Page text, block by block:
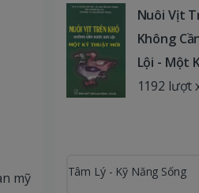
mỹ
Nuôi Vịt
Không
Lội - Một
1192 lượt
Tâm Lý - Kỹ Năng Sống